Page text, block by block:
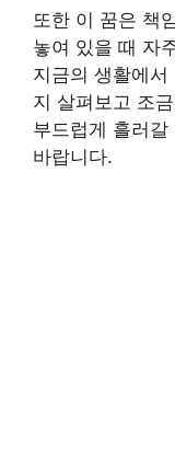
또한 이 꿈은 책
놓여 있을 때 자
지금의 생활에
지 살펴보고 조
부드럽게 흘러
바랍니다.